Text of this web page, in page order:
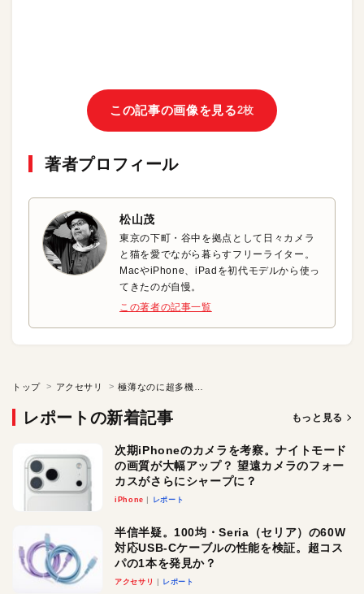
この記事の画像を見る2枚
著者プロフィール
松山茂
東京の下町・谷中を拠点として日々カメラ
と猫を愛でながら暮らすフリーライター。
MacやiPhone、iPadを初代モデルから使っ
てきたのが自慢。
この著者の記事一覧
トップ アクセサリ
レポートの新着記事 もっと見る
次期iPhoneのカメラを考察。ナイトモード
の画質が大幅アップ？ 望遠カメラのフォー
カスがさらにシャープに？
iPhone レポート
半信半疑。100均・Seria（セリア）の60W
対応USB-Cケーブルの性能を検証。超コス
パの1本を発見か？
アクセサリ レポート